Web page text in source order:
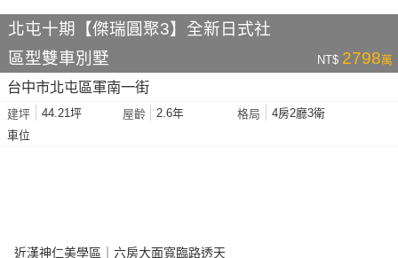
北屯十期【傑瑞圓聚3】全新日式社
區型雙車別墅
NT$ 2798萬
台中市北屯區軍南一街
建坪 44.21坪 屋齡 2.6年 格局
4房2廳3衛
車位